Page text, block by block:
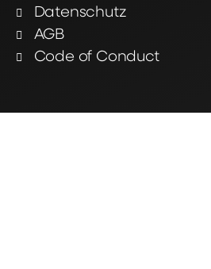
Datenschutz
AGB
Code of Conduct